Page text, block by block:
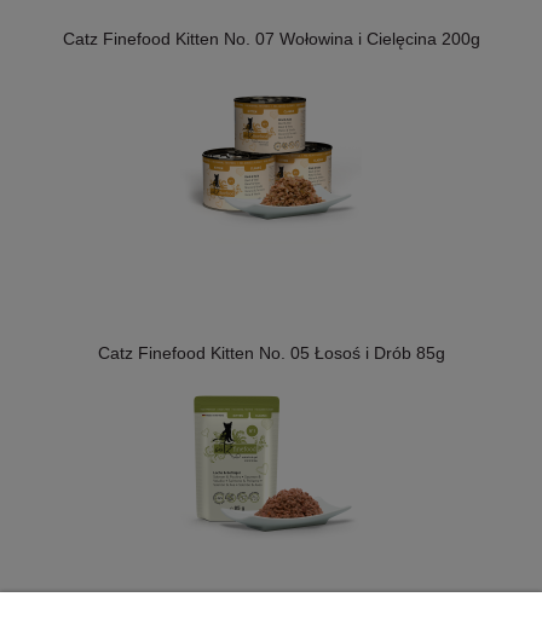
Catz Finefood Kitten No. 07 Wołowina i Cielęcina 200g
Catz Finefood Kitten No. 05 Łosoś i Drób 85g